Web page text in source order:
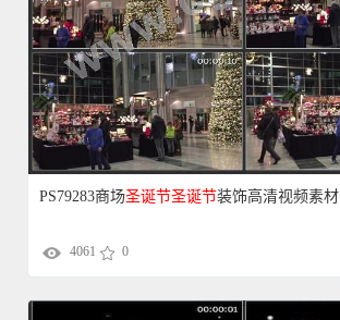
PS79283商场圣诞节圣诞节装饰高清视频素材
4061 0